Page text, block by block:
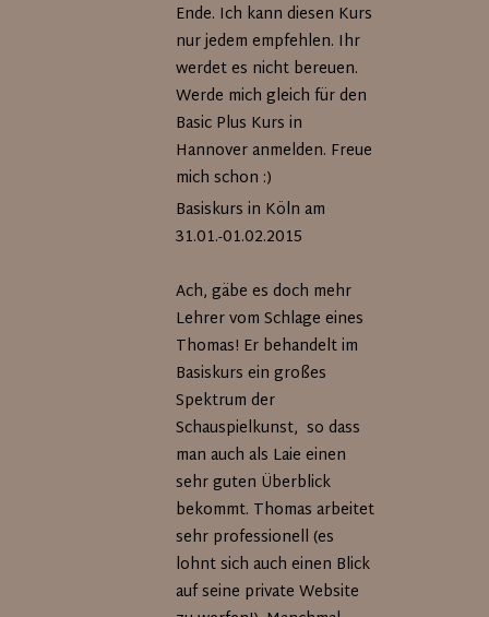
Ende. Ich kann diesen Kurs
nur jedem empfehlen. Ihr
werdet es nicht bereuen.
Werde mich gleich für den
Basic Plus Kurs in
Hannover anmelden. Freue
mich schon :)
Basiskurs in Köln am
31.01.-01.02.2015
Ach, gäbe es doch mehr
Lehrer vom Schlage eines
Thomas! Er behandelt im
Basiskurs ein großes
Spektrum der
Schauspielkunst, so dass
man auch als Laie einen
sehr guten Überblick
bekommt. Thomas arbeitet
sehr professionell (es
lohnt sich auch einen Blick
auf seine private Website